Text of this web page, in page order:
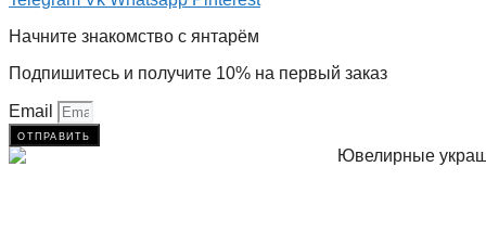
Начните знакомство с янтарём
Подпишитесь и получите 10% на первый заказ
Email
отправить